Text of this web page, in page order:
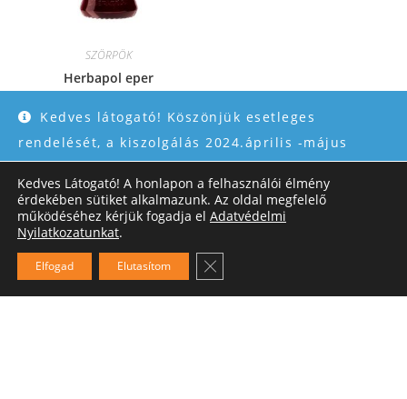
SZÖRPÖK
Herbapol eper
790 Ft
Kosárba teszem
Kedves látogató! Köszönjük esetleges
rendelését, a kiszolgálás 2024.április -május
06.közt kissé lassúbb lesz,és torlódhat de
rendelésüket folyamatosan feldolgozzuk, és amint
kollegák visszatértek szállítjuk! Köszönjük
türelmét!
Bezárás
Kedves Látogató! A honlapon a felhasználói élmény
érdekében sütiket alkalmazunk. Az oldal megfelelő
működéséhez kérjük fogadja el Adatvédelmi
Nyilatkozatunkat.
Elfogad Elutasítom Close GDPR Cookie Banner